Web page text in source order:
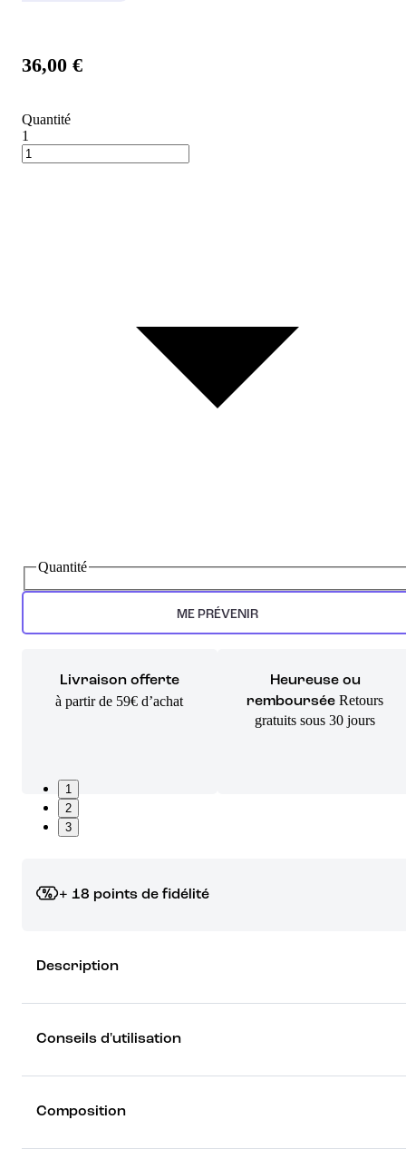
36,00 €
Quantité
1
Quantité
ME PRÉVENIR
Livraison offerte
à partir de 59€ d’achat
Heureuse ou
remboursée Retours
gratuits sous 30 jours
1
2
3
+ 18 points de fidélité
rêver !
Découvrez les récompenses
Description
Conseils d'utilisation
Composition